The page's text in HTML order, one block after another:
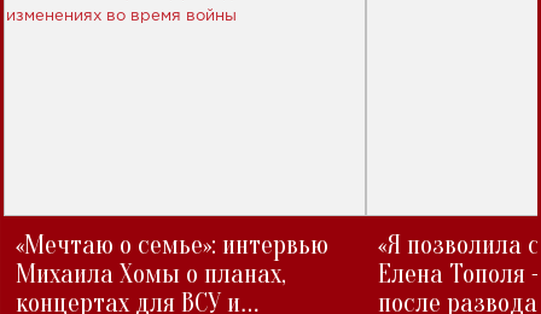
«Мечтаю о семье»: интервью
Михаила Хомы о планах,
концертах для ВСУ и
«Я позволила
Елена Тополя
после развода